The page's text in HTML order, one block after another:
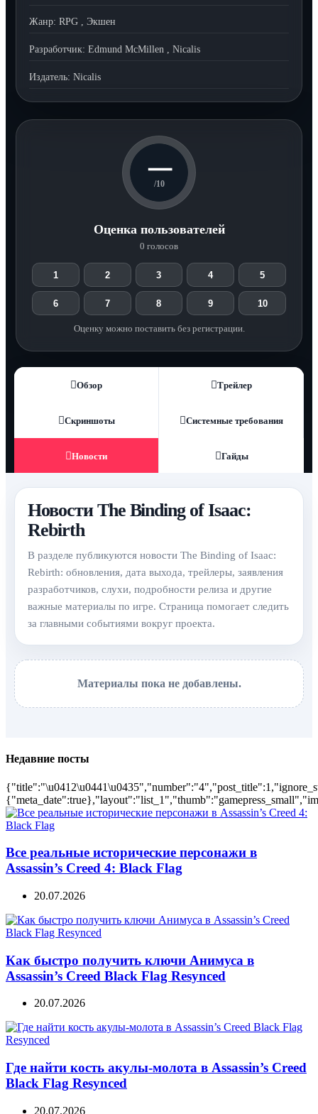
Жанр: RPG , Экшен
Разработчик: Edmund McMillen , Nicalis
Издатель: Nicalis
—
/10
Оценка пользователей
0 голосов
1 2 3 4 5
6 7 8 9 10
Оценку можно поставить без регистрации.
Обзор Трейлер
Скриншоты Системные требования
Новости Гайды
Новости The Binding of Isaac:
Rebirth
В разделе публикуются новости The Binding of Isaac:
Rebirth: обновления, дата выхода, трейлеры, заявления
разработчиков, слухи, подробности релиза и другие
важные материалы по игре. Страница помогает следить
за главными событиями вокруг проекта.
Материалы пока не добавлены.
Недавние посты
Все реальные исторические персонажи в
Assassin’s Creed 4: Black Flag
20.07.2026
Как быстро получить ключи Анимуса в
Assassin’s Creed Black Flag Resynced
20.07.2026
Где найти кость акулы-молота в Assassin’s Creed
Black Flag Resynced
20.07.2026